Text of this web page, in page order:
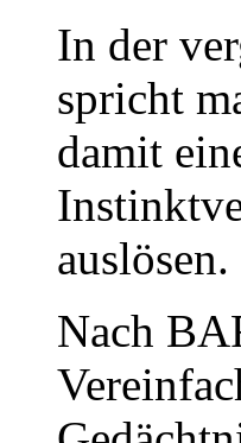
In der
spricht
damit
auslösen.
Nach